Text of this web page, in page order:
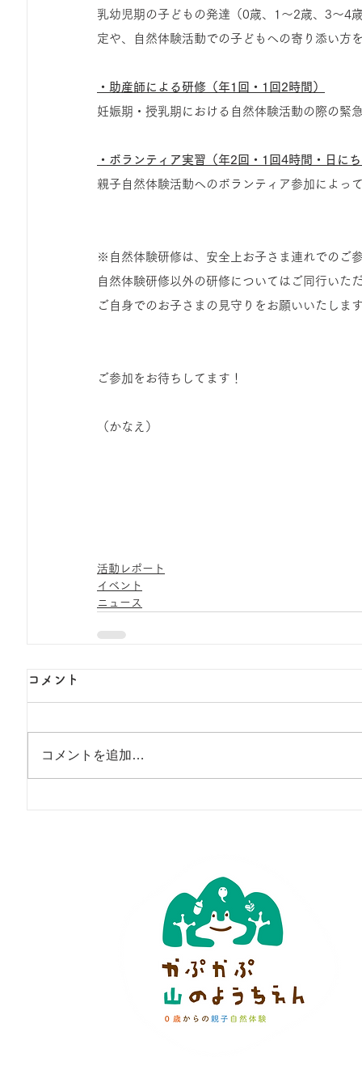
乳幼児期の子どもの発達（0歳、1～2歳、3～4
定や、自然体験活動での子どもへの寄り添い方
・助産師による研修（年1回・1回2時間）
妊娠期・授乳期における自然体験活動の際の緊
・ボランティア実習（年2回・1回4時間・日に
親子自然体験活動へのボランティア参加によっ
※自然体験研修は、安全上お子さま連れでのご
自然体験研修以外の研修についてはご同行いた
ご自身でのお子さまの見守りをお願いいたしま
ご参加をお待ちしてます！
（かなえ）
活動レポート
イベント
ニュース
コメント
コメントを追加…